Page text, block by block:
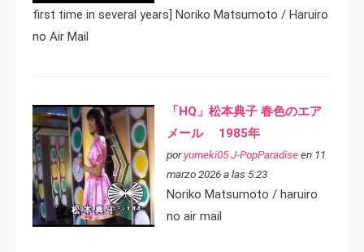
first time in several years] Noriko Matsumoto / Haruiro
no Air Mail
「HQ」松本典子 春色のエア
メール 1985年
poryumeki05 J-PopParadiseen 11
marzo 2026 a las 5:23
Noriko Matsumoto / haruiro
no air mail